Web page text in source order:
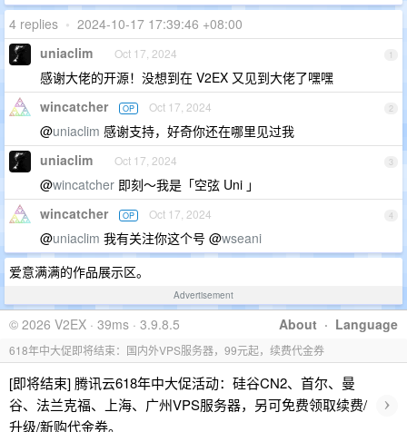
4 replies • 2024-10-17 17:39:46 +08:00
1
uniaclim Oct 17, 2024
感谢大佬的开源！没想到在 V2EX 又见到大佬了嘿嘿
2
wincatcher OP Oct 17, 2024
@uniaclim 感谢支持，好奇你还在哪里见过我
3
uniaclim Oct 17, 2024
@wincatcher 即刻～我是「空弦 Uni 」
4
wincatcher OP Oct 17, 2024
@uniaclim 我有关注你这个号 @wseani
爱意满满的作品展示区。
Advertisement
About · Language
© 2026 V2EX · 39ms · 3.9.8.5
618年中大促即将结束：国内外VPS服务器，99元起，续费代金券
[即将结束] 腾讯云618年中大促活动：硅谷CN2、首尔、曼
谷、法兰克福、上海、广州VPS服务器，另可免费领取续费/
升级/新购代金券。
›